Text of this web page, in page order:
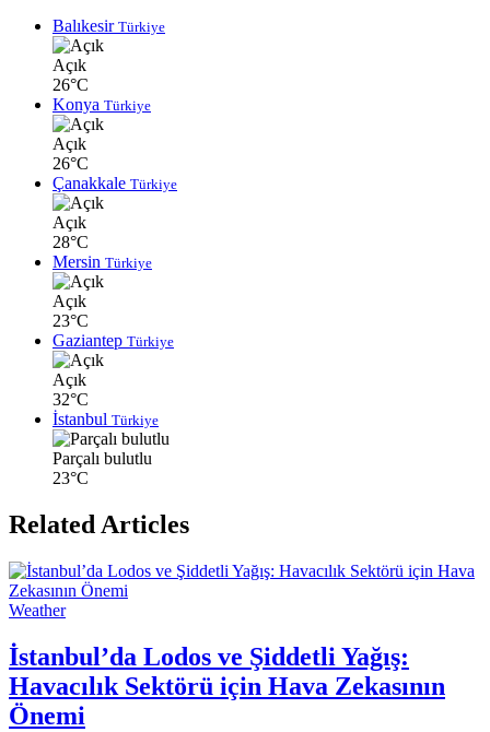
Balıkesir Türkiye
Açık
26°C
Konya Türkiye
Açık
26°C
Çanakkale Türkiye
Açık
28°C
Mersin Türkiye
Açık
23°C
Gaziantep Türkiye
Açık
32°C
İstanbul Türkiye
Parçalı bulutlu
23°C
Related Articles
Weather
İstanbul’da Lodos ve Şiddetli Yağış:
Havacılık Sektörü için Hava Zekasının
Önemi